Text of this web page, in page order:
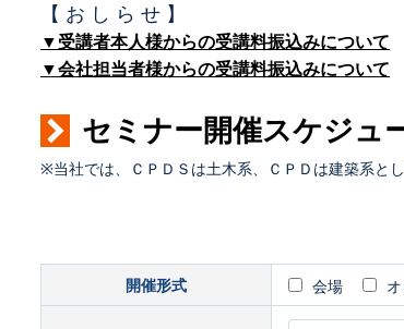
【 お し ら せ 】
▼受講者本人様からの受講料振込みについて
▼会社担当者様からの受講料振込みについて
セミナー開催スケジュ
※当社では、ＣＰＤＳは土木系、ＣＰＤは建築系と
開催形式 会場